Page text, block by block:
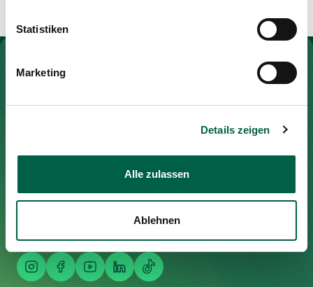
Statistiken
Marketing
Details zeigen
Alle zulassen
Ablehnen
Fax
info@spitalzollikerberg.ch